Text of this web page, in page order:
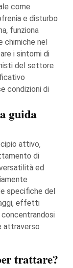
come
e disturbo
funziona
chimiche nel
i sintomi di
del settore
condizioni di
guida
attivo,
di
ed
specifiche del
effetti
attraverso
trattare?